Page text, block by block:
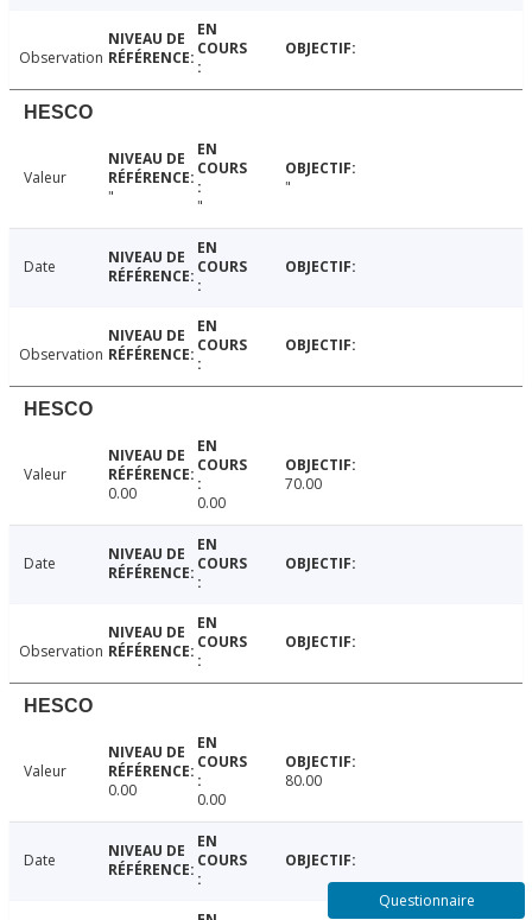
Observation
HESCO
Valeur
"
"
"
Date
Observation
HESCO
Valeur
0.00
0.00
70.00
Date
Observation
HESCO
Valeur
0.00
0.00
80.00
Date
Questionnaire